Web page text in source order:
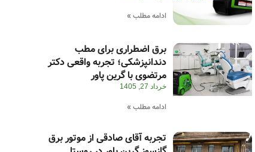
ادامه مطلب »
برق اضطراری برای مطب
دندانپزشکی؛ تجربه واقعی دکتر
مرتضوی با گرین پاور
خرداد 27, 1405
ادامه مطلب »
تجربه آقای صادقی از موتور برق